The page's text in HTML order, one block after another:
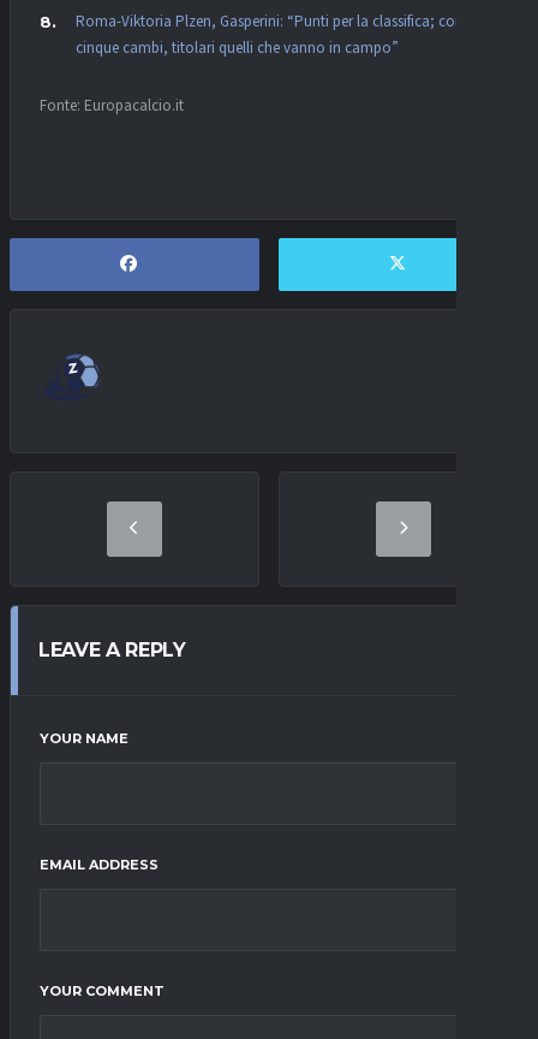
Roma-Viktoria Plzen, Gasperini: “Punti per la classifica; con
cinque cambi, titolari quelli che vanno in campo”
Fonte: Europacalcio.it
LEAVE A REPLY
YOUR NAME
EMAIL ADDRESS
YOUR COMMENT